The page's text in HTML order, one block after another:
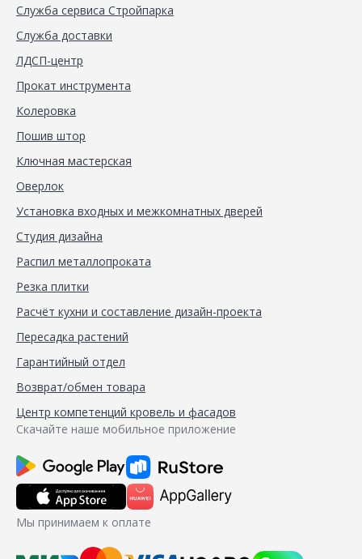
Служба сервиса Стройпарка
Служба доставки
ЛДСП-центр
Прокат инструмента
Колеровка
Пошив штор
Ключная мастерская
Оверлок
Установка входных и межкомнатных дверей
Студия дизайна
Распил металлопроката
Резка плитки
Расчёт кухни и составление дизайн-проекта
Пересадка растений
Гарантийный отдел
Возврат/обмен товара
Центр компетенций кровель и фасадов
Скачайте наше мобильное приложение
Мы принимаем к оплате